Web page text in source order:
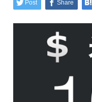
Powered by livedoor 相互RSS
Post Share